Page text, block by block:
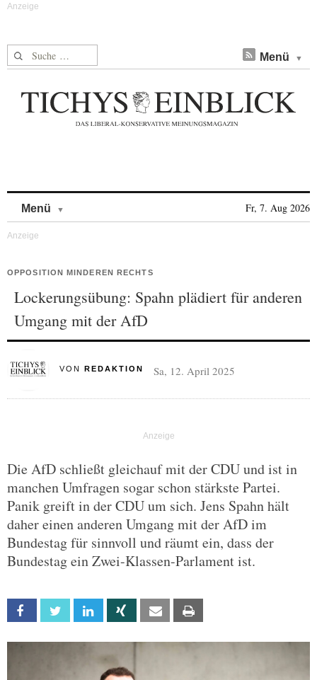
Suche nach: Menü
Menü Fr, 7. Aug 2026
OPPOSITION MINDEREN RECHTS
Lockerungsübung: Spahn plädiert für anderen
Umgang mit der AfD
VON REDAKTION Sa, 12. April 2025
Die AfD schließt gleichauf mit der CDU und ist in
manchen Umfragen sogar schon stärkste Partei.
Panik greift in der CDU um sich. Jens Spahn hält
daher einen anderen Umgang mit der AfD im
Bundestag für sinnvoll und räumt ein, dass der
Bundestag ein Zwei-Klassen-Parlament ist.
Facebook Twitter Linkedin Xing Email